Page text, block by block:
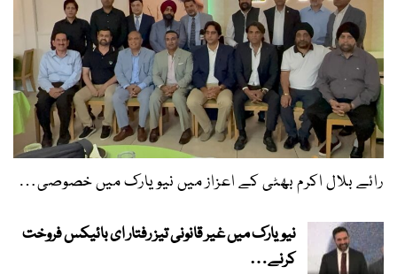
رائے بلال اکرم بھٹی کے اعزاز میں نیویارک میں خصوصی…
نیویارک میں غیر قانونی تیز رفتار ای بائیکس فروخت
کرنے…